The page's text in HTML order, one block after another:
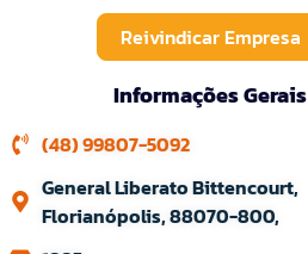
Reivindicar Empresa
Informações Gerais
(48) 99807-5092
General Liberato Bittencourt,
Florianópolis, 88070-800,